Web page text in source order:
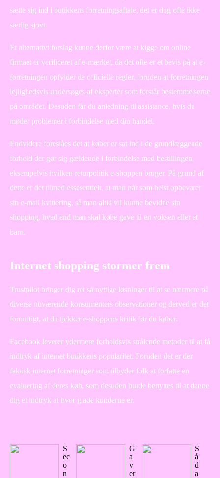
sætte sig ind i butikkens forretningsaftale, det er dog ofte ikke
særlig sjovt.
Et alternativt forslag kunne derfor være at kigge om online
firmaet er verificeret af e-mærket, da det ofte er et bevis på at e-
forretningen opfylder de officielle regler, foruden at forretningen
lejlighedsvis undersøges af eksperter som forstår bestemmelserne
på området. Desuden får du anledning til assistance, hvis du
møder problemer i forbindelse med din handel.
Endvidere foreslåes det at køber er sat ind i de grundlæggende
forhold der gør sig gældende i forbindelse med bestillingen,
eksempelvis hvilken returpolitik e-shoppen bruger. På grund af
dette er det tilmed essesentielt, at man når som helst opbevarer
sin e-mail kvittering, så man altid vil kunne bevidne sin
shopping, hvad end man skal købe gave til en voksen eller et
barn.
Internet shopping stormer frem
Trustpilot bringer dig ret så nyttige løsninger til at se nærmere på
diverse nuværende konsumenters observationer og derved er det
fornuftigt, at du tjekker e-shoppens kritik før du køber.
Facebook leverer ydermere forholdsvis strålende metoder til at få
indtryk af internet butikkens popularitet. Foruden det er der
faktisk internet forretninger som tilbyder folk at forfatte en
evaluering af deres køb, som desuden burde benyttes til at danne
dig et indtryk af hvor glade kunderne er.
S
ec
o
n
G
a
v
er
S
å
d
a